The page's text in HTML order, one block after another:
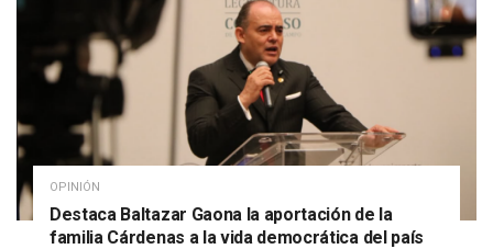
OPINIÓN
Destaca Baltazar Gaona la aportación de la
familia Cárdenas a la vida democrática del país